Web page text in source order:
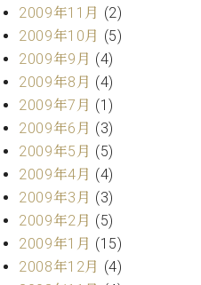
合
わ
せ
尾山調律師のブ
ログ Die
Musikgasse（音
楽の小道）
2009年11月 (2)
2009年10月 (5)
2009年9月 (4)
2009年8月 (4)
2009年7月 (1)
2009年6月 (3)
2009年5月 (5)
2009年4月 (4)
2009年3月 (3)
2009年2月 (5)
2009年1月 (15)
2008年12月 (4)